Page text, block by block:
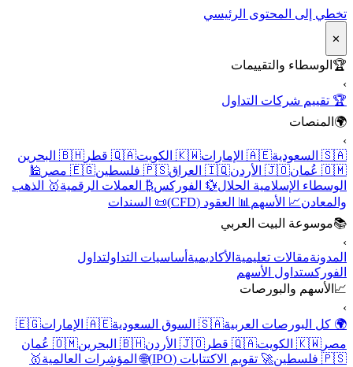
تخطي إلى المحتوى الرئيسي
✕
🏆 الوسطاء والتقييمات
›
🏆 تقييم شركات التداول
🌍 المنصات
›
🇸🇦 السعودية
🇦🇪 الإمارات 🇰🇼 الكويت 🇶🇦 قطر
🇧🇭 البحرين
🇴🇲 عُمان
🇯🇴 الأردن 🇮🇶 العراق 🇵🇸 فلسطين 🇪🇬 مصر
🕌
الوسطاء الإسلامية الحلال💱 الفوركس₿ العملات الرقمية🥇 الذهب
والمعادن📈 الأسهم 📊 العقود (CFD)
📜 السندات
📚موسوعة البيت العربي
›
المدونةمقالات تعليمية الأكاديمية أساسيات التداولتداول
الفوركستداول الأسهم
📈 الأسهم والبورصات
›
🌍 كل البورصات العربية🇸🇦 السوق السعودية 🇦🇪 الإمارات
🇪🇬
مصر 🇰🇼 الكويت 🇶🇦 قطر 🇯🇴 الأردن 🇧🇭 البحرين
🇴🇲 عُمان
🇵🇸 فلسطين
🚀 تقويم الاكتتابات (IPO) 🌐 المؤشرات العالمية🥇